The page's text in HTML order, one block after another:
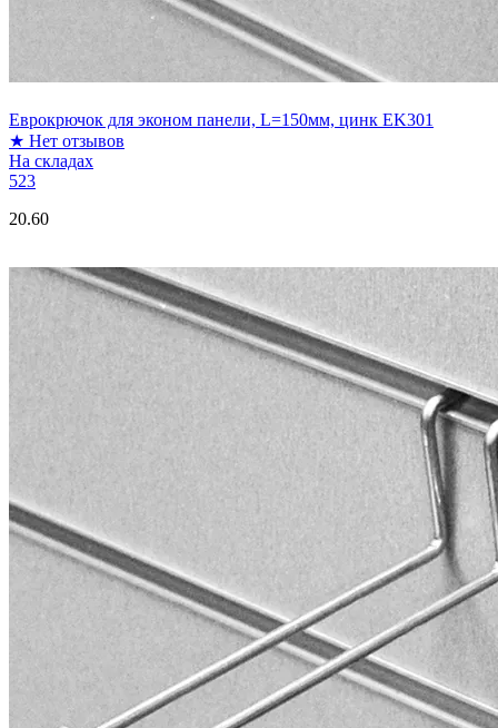
Еврокрючок для эконом панели, L=150мм, цинк EK301
★ Нет отзывов
На складах
523
20.60